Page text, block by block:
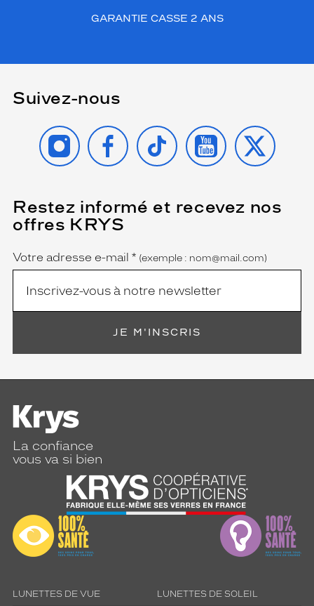
GARANTIE CASSE 2 ANS
Suivez-nous
INSTAGRAMFACEBOOK
TIKTOK YOUTUBE
X
Restez informé et recevez nos
offres KRYS
Name
Votre adresse e-mail *
(Ce
champ
est
obligatoire)
(exemple : nom@mail.com)
JE M'INSCRIS
La confiance
vous va si bien
LUNETTES DE VUE LUNETTES DE SOLEIL